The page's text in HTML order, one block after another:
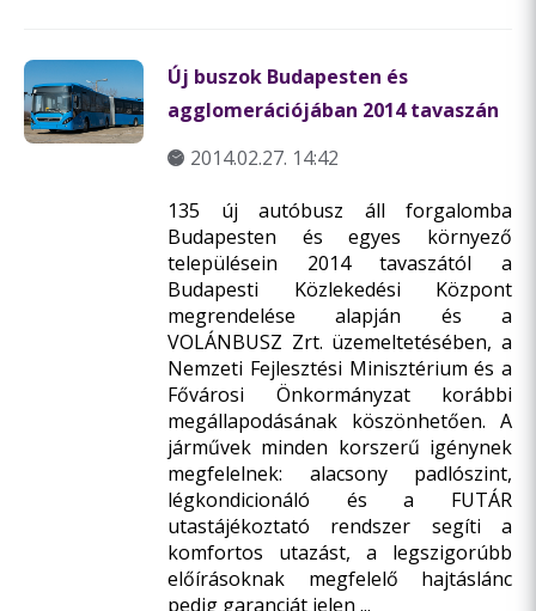
Új buszok Budapesten és
agglomerációjában 2014 tavaszán
2014.02.27. 14:42
135 új autóbusz áll forgalomba
Budapesten és egyes környező
településein 2014 tavaszától a
Budapesti Közlekedési Központ
megrendelése alapján és a
VOLÁNBUSZ Zrt. üzemeltetésében, a
Nemzeti Fejlesztési Minisztérium és a
Fővárosi Önkormányzat korábbi
megállapodásának köszönhetően. A
járművek minden korszerű igénynek
megfelelnek: alacsony padlószint,
légkondicionáló és a FUTÁR
utastájékoztató rendszer segíti a
komfortos utazást, a legszigorúbb
előírásoknak megfelelő hajtáslánc
pedig garanciát jelen ...